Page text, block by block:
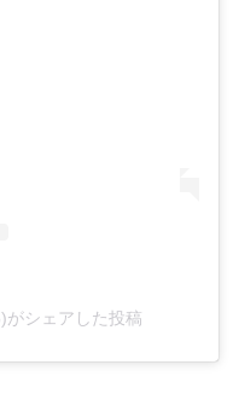
シェアした投稿